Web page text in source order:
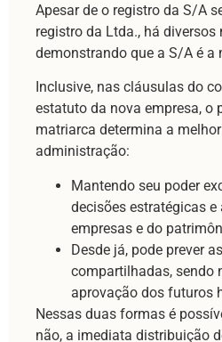
Apesar de o registro da S/A
registro da Ltda., há diversos
demonstrando que a S/A é a
Inclusive, nas cláusulas do
estatuto da nova empresa, o
matriarca determina a
administração:
Mantendo seu poder
decisões estratégicas
empresas e do
Desde já, pode prever
compartilhadas, sendo
aprovação dos futuros
Nessas duas formas é
não, a imediata distribuição